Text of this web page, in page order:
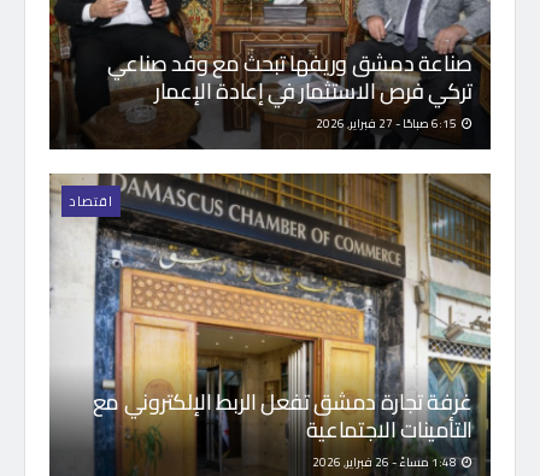
صناعة دمشق وريفها تبحث مع وفد صناعي
تركي فرص الاستثمار في إعادة الإعمار
اقتصاد
غرفة تجارة دمشق تفعل الربط الإلكتروني مع
التأمينات الاجتماعية
1:48 مساءً - 26 فبراير, 2026